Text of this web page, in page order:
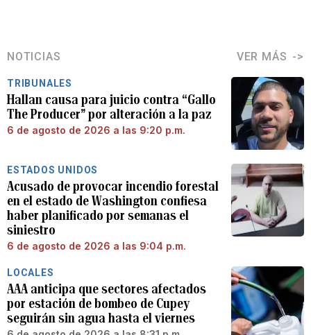
NOTICIAS VER MÁS
TRIBUNALES
Hallan causa para juicio contra “Gallo
The Producer” por alteración a la paz
6 de agosto de 2026 a las 9:20 p.m.
ESTADOS UNIDOS
Acusado de provocar incendio forestal
en el estado de Washington confiesa
haber planificado por semanas el
siniestro
6 de agosto de 2026 a las 9:04 p.m.
LOCALES
AAA anticipa que sectores afectados
por estación de bombeo de Cupey
seguirán sin agua hasta el viernes